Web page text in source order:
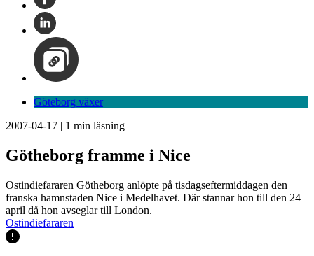
Göteborg växer
2007-04-17 | 1 min läsning
Götheborg framme i Nice
Ostindiefararen Götheborg anlöpte på tisdagseftermiddagen den
franska hamnstaden Nice i Medelhavet. Där stannar hon till den 24
april då hon avseglar till London.
Ostindiefararen